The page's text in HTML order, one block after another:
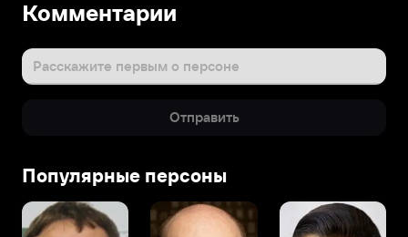
Комментарии
Расскажите первым о персоне
Отправить
Популярные персоны